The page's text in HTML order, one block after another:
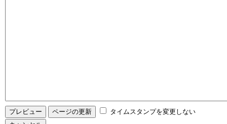
タイムスタンプを変更しない